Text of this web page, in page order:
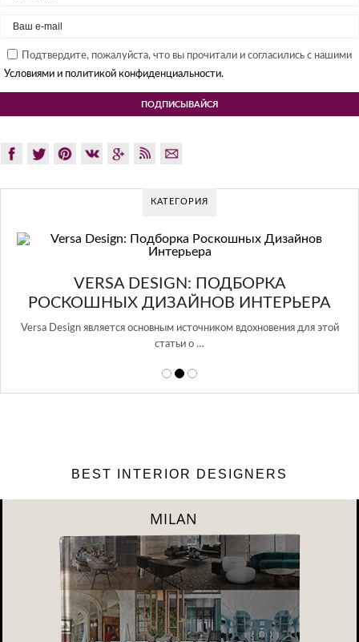
Подтвердите, пожалуйста, что вы прочитали и согласились с нашими
Условиями и политикой конфиденциальности.
КАТЕГОРИЯ
для этой
GLAZOV DESIGN GROUP –
ПОДХОД К ДИЗАЙНУ
Glazov Design Group- это одна из лучших студий дизайна
BEST INTERIOR DESIGNERS
DUBAI